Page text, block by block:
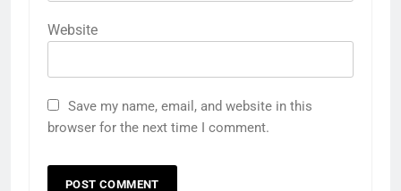
Website
Save my name, email, and website in this
browser for the next time I comment.